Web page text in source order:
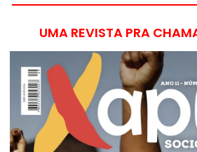
UMA REVISTA PRA